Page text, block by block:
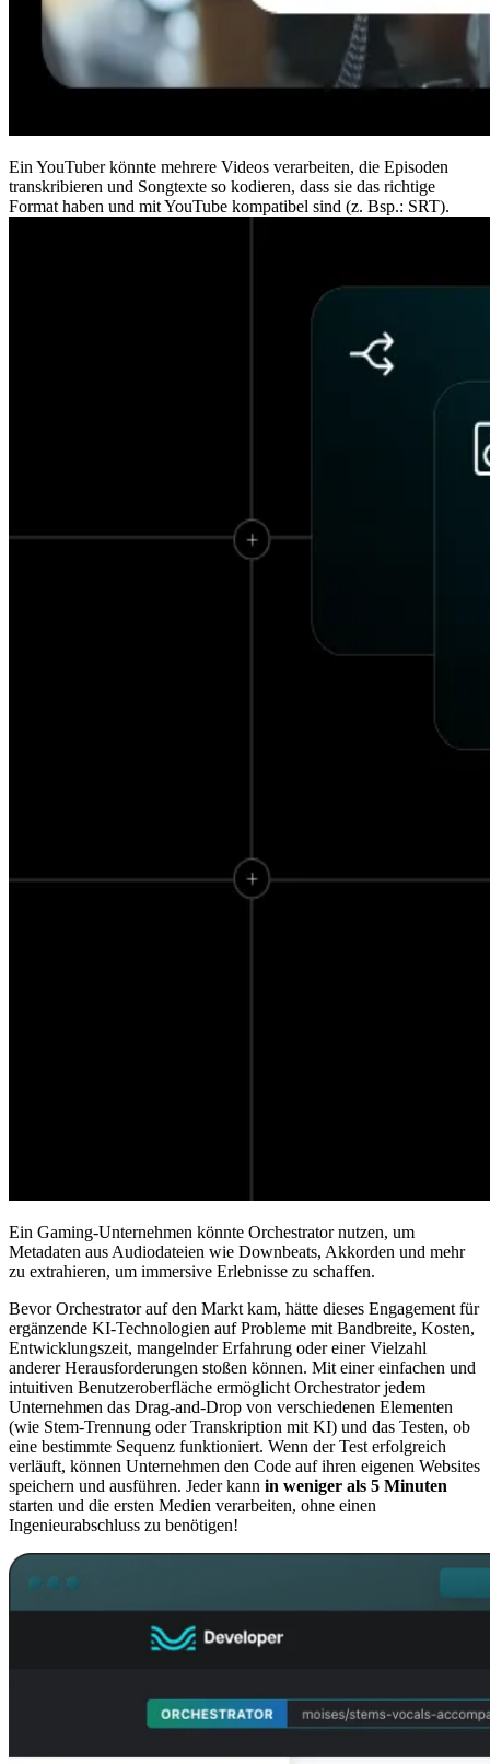
Ein YouTuber könnte mehrere Videos verarbeiten, die Episoden
transkribieren und Songtexte so kodieren, dass sie das richtige
Format haben und mit YouTube kompatibel sind (z. Bsp.: SRT).
Ein Gaming-Unternehmen könnte Orchestrator nutzen, um
Metadaten aus Audiodateien wie Downbeats, Akkorden und mehr
zu extrahieren, um immersive Erlebnisse zu schaffen.
Bevor Orchestrator auf den Markt kam, hätte dieses Engagement für
ergänzende KI-Technologien auf Probleme mit Bandbreite, Kosten,
Entwicklungszeit, mangelnder Erfahrung oder einer Vielzahl
anderer Herausforderungen stoßen können. Mit einer einfachen und
intuitiven Benutzeroberfläche ermöglicht Orchestrator jedem
Unternehmen das Drag-and-Drop von verschiedenen Elementen
(wie Stem-Trennung oder Transkription mit KI) und das Testen, ob
eine bestimmte Sequenz funktioniert. Wenn der Test erfolgreich
verläuft, können Unternehmen den Code auf ihren eigenen Websites
speichern und ausführen. Jeder kann in weniger als 5 Minuten
starten und die ersten Medien verarbeiten, ohne einen
Ingenieurabschluss zu benötigen!